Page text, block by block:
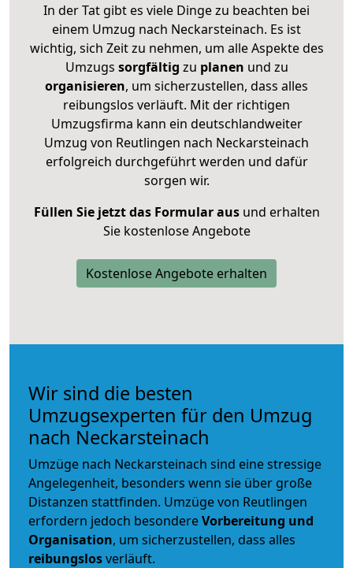
In der Tat gibt es viele Dinge zu beachten bei
einem Umzug nach Neckarsteinach. Es ist
wichtig, sich Zeit zu nehmen, um alle Aspekte des
Umzugs sorgfältig zu planen und zu
organisieren, um sicherzustellen, dass alles
reibungslos verläuft. Mit der richtigen
Umzugsfirma kann ein deutschlandweiter
Umzug von Reutlingen nach Neckarsteinach
erfolgreich durchgeführt werden und dafür
sorgen wir.
Füllen Sie jetzt das Formular ausund erhalten
Sie kostenlose Angebote
Kostenlose Angebote erhalten
Wir sind die besten
Umzugsexperten für den Umzug
nach Neckarsteinach
Umzüge nach Neckarsteinach sind eine stressige
Angelegenheit, besonders wenn sie über große
Distanzen stattfinden. Umzüge von Reutlingen
erfordern jedoch besondereVorbereitung und
Organisation, um sicherzustellen, dass alles
reibungslosverläuft.